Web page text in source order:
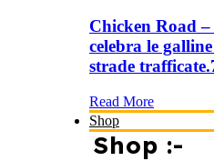
Chicken Road
celebra le
strade
Read More
Shop
Shop :-